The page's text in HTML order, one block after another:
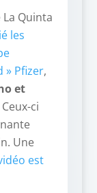
Quinta
les
» Pfizer,
et
Ceux-ci
Une
est